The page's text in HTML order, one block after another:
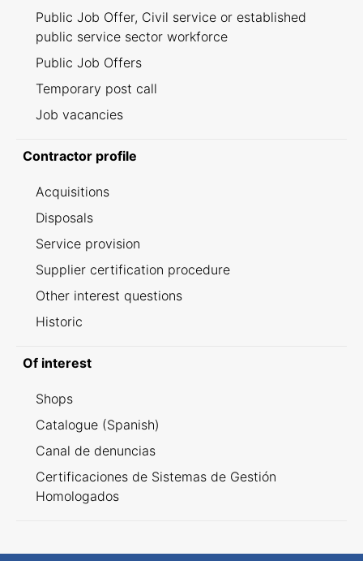
Public Job Offer, Civil service or established
public service sector workforce
Public Job Offers
Temporary post call
Job vacancies
Contractor profile
Acquisitions
Disposals
Service provision
Supplier certification procedure
Other interest questions
Historic
Of interest
Shops
Catalogue (Spanish)
Canal de denuncias
Certificaciones de Sistemas de Gestión
Homologados